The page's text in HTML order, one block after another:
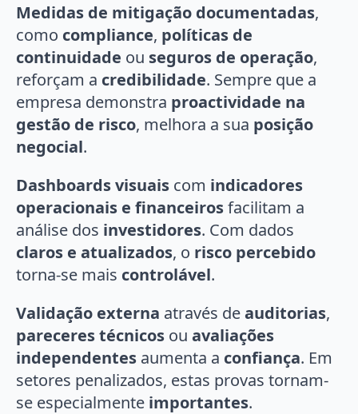
Medidas de mitigação documentadas,
como compliance, políticas de
continuidade ou seguros de operação,
reforçam a credibilidade. Sempre que a
empresa demonstra proactividade na
gestão de risco, melhora a sua posição
negocial.
Dashboards visuais com indicadores
operacionais e financeirosfacilitam a
análise dos investidores. Com dados
claros e atualizados, o risco percebido
torna-se mais controlável.
Validação externa através deauditorias,
pareceres técnicos ou avaliações
independentes aumenta a confiança. Em
setores penalizados, estas provas tornam-
se especialmente importantes.